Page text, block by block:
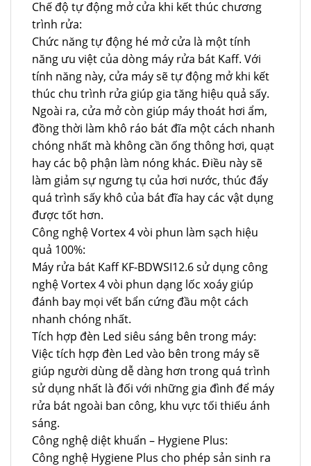
Chế độ tự động mở cửa khi kết thúc chương
trình rửa:
Chức năng tự động hé mở cửa là một tính
năng ưu việt của dòng máy rửa bát Kaff. Với
tính năng này, cửa máy sẽ tự động mở khi kết
thúc chu trình rửa giúp gia tăng hiệu quả sấy.
Ngoài ra, cửa mở còn giúp máy thoát hơi ẩm,
đồng thời làm khô ráo bát đĩa một cách nhanh
chóng nhất mà không cần ống thông hơi, quạt
hay các bộ phận làm nóng khác. Điều này sẽ
làm giảm sự ngưng tụ của hơi nước, thúc đẩy
quá trình sấy khô của bát đĩa hay các vật dụng
được tốt hơn.
Công nghệ Vortex 4 vòi phun làm sạch hiệu
quả 100%:
Máy rửa bát Kaff KF-BDWSI12.6 sử dụng công
nghệ Vortex 4 vòi phun dạng lốc xoáy giúp
đánh bay mọi vết bẩn cứng đầu một cách
nhanh chóng nhất.
Tích hợp đèn Led siêu sáng bên trong máy:
Việc tích hợp đèn Led vào bên trong máy sẽ
giúp người dùng dễ dàng hơn trong quá trình
sử dụng nhất là đối với những gia đình để máy
rửa bát ngoài ban công, khu vực tối thiếu ánh
sáng.
Công nghệ diệt khuẩn – Hygiene Plus:
Công nghệ Hygiene Plus cho phép sản sinh ra